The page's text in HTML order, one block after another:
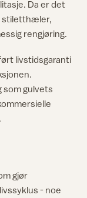
Da er det
stiletthæler,
rengjøring.
livstidsgaranti
som gulvets
gjør
- noe